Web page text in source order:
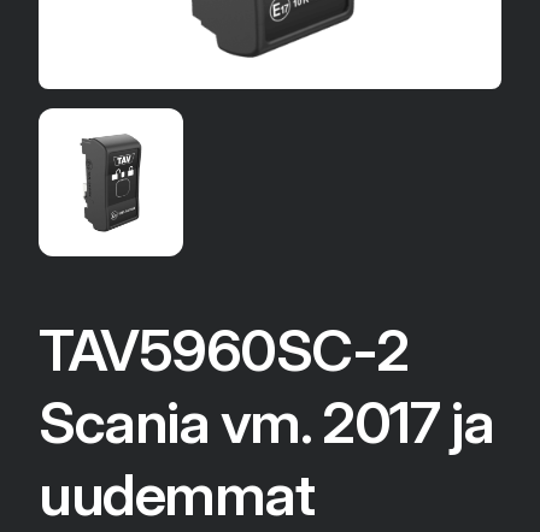
TAV5960SC-2
Scania vm. 2017 ja
uudemmat